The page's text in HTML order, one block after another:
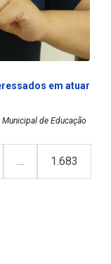
em atuar
de Educação
… 1.683